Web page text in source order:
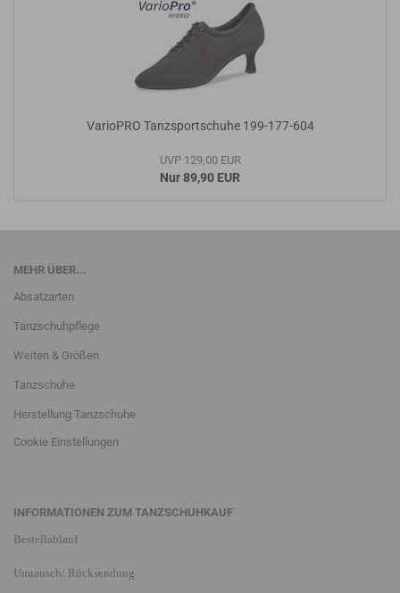
VarioPRO Tanzsportschuhe 199-177-604
UVP 129,00 EUR
Nur 89,90 EUR
MEHR ÜBER...
Absatzarten
Tanzschuhpflege
Weiten & Größen
Tanzschuhe
Herstellung Tanzschuhe
Cookie Einstellungen
INFORMATIONEN ZUM TANZSCHUHKAUF
Bestellablauf
Umtausch/ Rücksendung